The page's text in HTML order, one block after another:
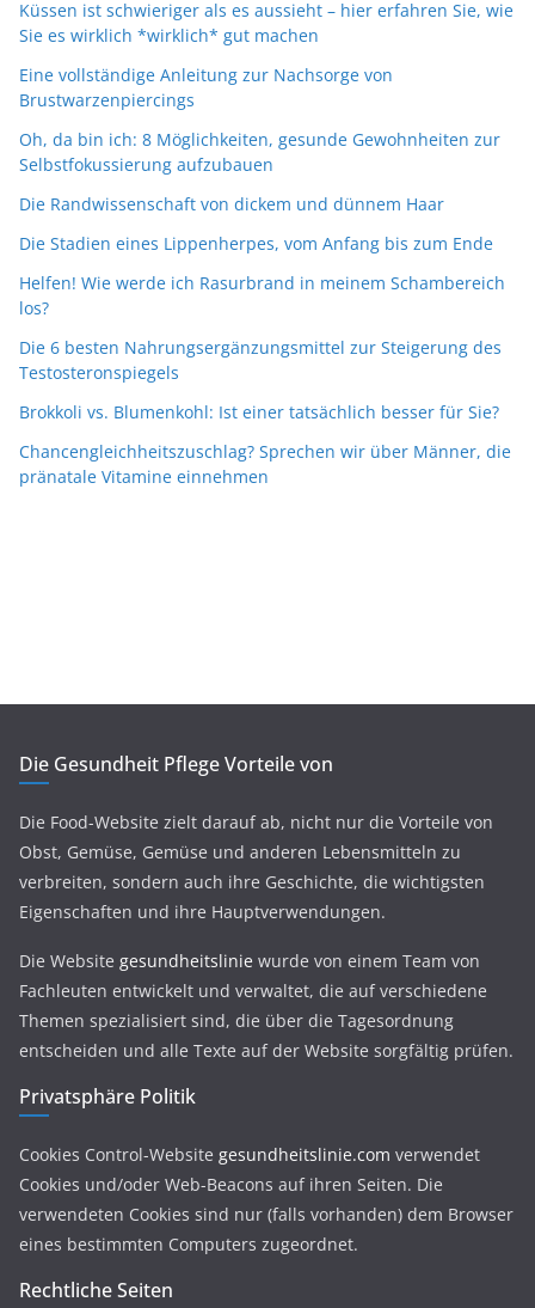
Küssen ist schwieriger als es aussieht – hier erfahren Sie, wie
Sie es wirklich *wirklich* gut machen
Eine vollständige Anleitung zur Nachsorge von
Brustwarzenpiercings
Oh, da bin ich: 8 Möglichkeiten, gesunde Gewohnheiten zur
Selbstfokussierung aufzubauen
Die Randwissenschaft von dickem und dünnem Haar
Die Stadien eines Lippenherpes, vom Anfang bis zum Ende
Helfen! Wie werde ich Rasurbrand in meinem Schambereich
los?
Die 6 besten Nahrungsergänzungsmittel zur Steigerung des
Testosteronspiegels
Brokkoli vs. Blumenkohl: Ist einer tatsächlich besser für Sie?
Chancengleichheitszuschlag? Sprechen wir über Männer, die
pränatale Vitamine einnehmen
Die Gesundheit Pflege Vorteile von
Die Food-Website zielt darauf ab, nicht nur die Vorteile von
Obst, Gemüse, Gemüse und anderen Lebensmitteln zu
verbreiten, sondern auch ihre Geschichte, die wichtigsten
Eigenschaften und ihre Hauptverwendungen.
Die Website gesundheitslinie wurde von einem Team von
Fachleuten entwickelt und verwaltet, die auf verschiedene
Themen spezialisiert sind, die über die Tagesordnung
entscheiden und alle Texte auf der Website sorgfältig prüfen.
Privatsphäre Politik
Cookies Control-Website gesundheitslinie.com verwendet
Cookies und/oder Web-Beacons auf ihren Seiten. Die
verwendeten Cookies sind nur (falls vorhanden) dem Browser
eines bestimmten Computers zugeordnet.
Rechtliche Seiten